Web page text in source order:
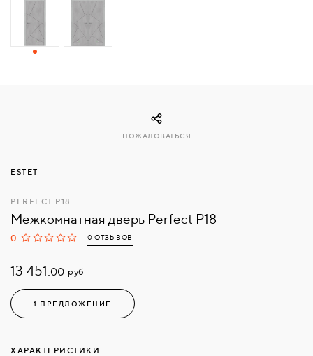
СВЯЗАТЬСЯ
ESTET
PERFECT P18
Межкомнатная дверь Perfect P18
0 0 ОТЗЫВОВ
13 451.00 руб
1 ПРЕДЛОЖЕНИЕ
ПОЖАЛОВАТЬСЯ
ХАРАКТЕРИСТИКИ